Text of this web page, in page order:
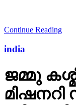
Continue Reading
india
ജമ്മു